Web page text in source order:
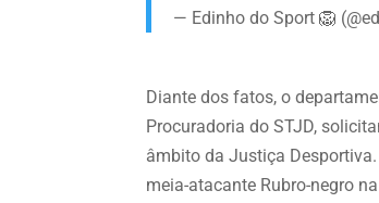
— Edinho do Sport 🦁
Diante dos fatos, o
Procuradoria do STJD,
âmbito da Justiça
meia-atacante Rubro-negro